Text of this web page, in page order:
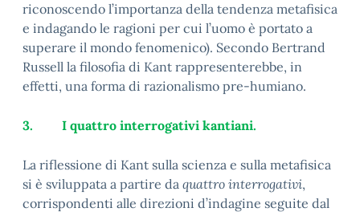
riconoscendo l’importanza della tendenza metafisica
e indagando le ragioni per cui l’uomo è portato a
superare il mondo fenomenico). Secondo Bertrand
Russell la filosofia di Kant rappresenterebbe, in
effetti, una forma di razionalismo pre-humiano.
3. I quattro interrogativi kantiani.
La riflessione di Kant sulla scienza e sulla metafisica
si è sviluppata a partire da quattro interrogativi,
corrispondenti alle direzioni d’indagine seguite dal